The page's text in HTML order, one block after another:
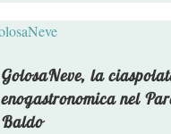
GolosaNeve, la
enogastronomica nel
Baldo